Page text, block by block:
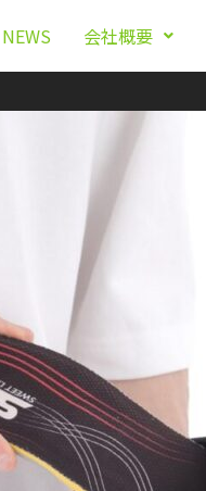
NEWS 会社概要